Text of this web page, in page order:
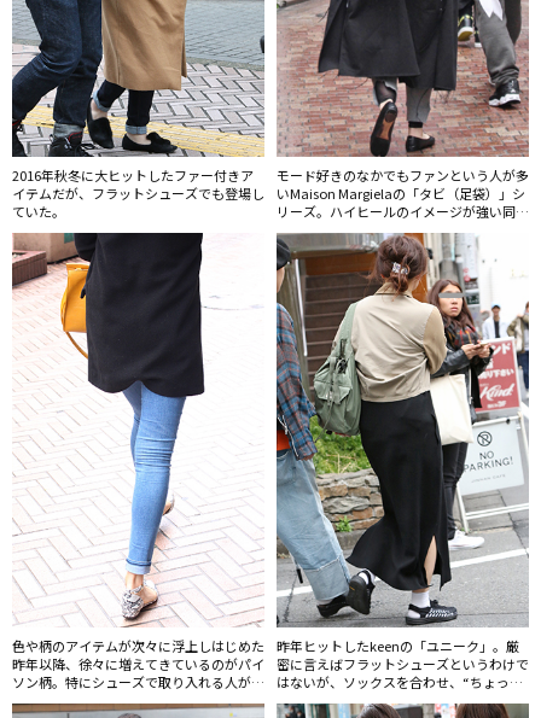
2016年秋冬に大ヒットしたファー付きア
イテムだが、フラットシューズでも登場し
ていた。
モード好きのなかでもファンという人が多
いMaison Margielaの「タビ（足袋）」シ
リーズ。ハイヒールのイメージが強い同シ
リーズだが、フラットなバレリーナシュー
ズのタイプも人気。
色や柄のアイテムが次々に浮上しはじめた
昨年以降、徐々に増えてきているのがパイ
ソン柄。特にシューズで取り入れる人が多
い。
昨年ヒットしたkeenの「ユニーク」。厳
密に言えばフラットシューズというわけで
はないが、ソックスを合わせ、“ちょっと
した靴感覚”ではけるサンダルだ。